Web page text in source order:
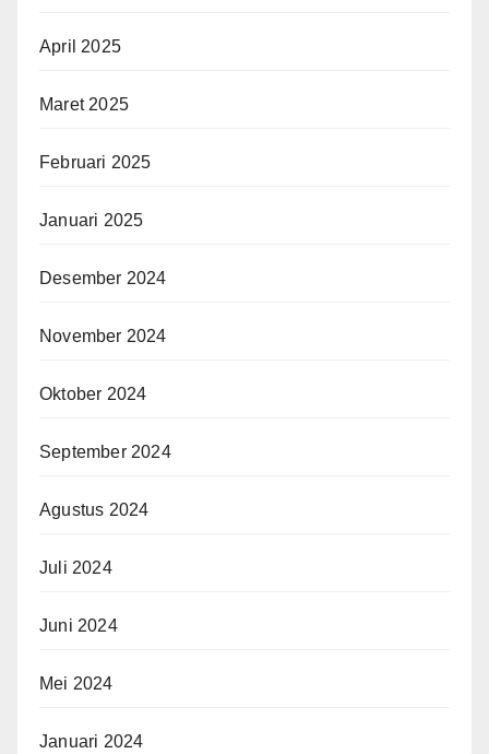
April 2025
Maret 2025
Februari 2025
Januari 2025
Desember 2024
November 2024
Oktober 2024
September 2024
Agustus 2024
Juli 2024
Juni 2024
Mei 2024
Januari 2024